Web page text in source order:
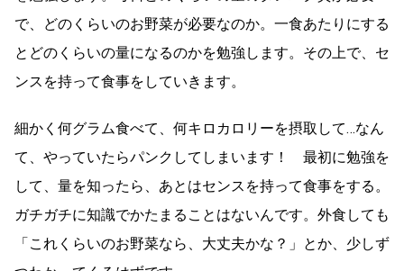
で、どのくらいのお野菜が必要なのか。一食あたりにする
とどのくらいの量になるのかを勉強します。その上で、セ
ンスを持って食事をしていきます。
細かく何グラム食べて、何キロカロリーを摂取して…なん
て、やっていたらパンクしてしまいます！ 最初に勉強を
して、量を知ったら、あとはセンスを持って食事をする。
ガチガチに知識でかたまることはないんです。外食しても
「これくらいのお野菜なら、大丈夫かな？」とか、少しず